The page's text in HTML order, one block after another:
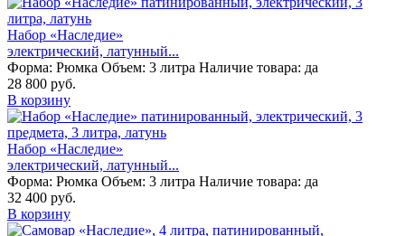
Набор «Наследие»
электрический, латунный...
Форма: Рюмка Объем: 3 литра Наличие товара: да
28 800 руб.
В корзину
Набор «Наследие»
электрический, латунный...
Форма: Рюмка Объем: 3 литра Наличие товара: да
32 400 руб.
В корзину